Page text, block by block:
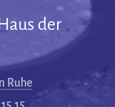
der
Ruhe